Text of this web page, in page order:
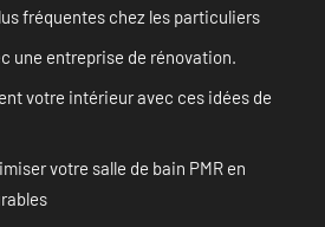
fréquentes chez les particuliers
une entreprise de rénovation.
votre intérieur avec ces idées de
votre salle de bain PMR en